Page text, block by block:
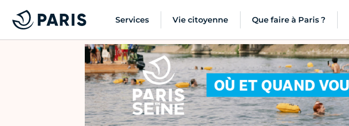
Services Vie citoyenne Que faire à Paris ?